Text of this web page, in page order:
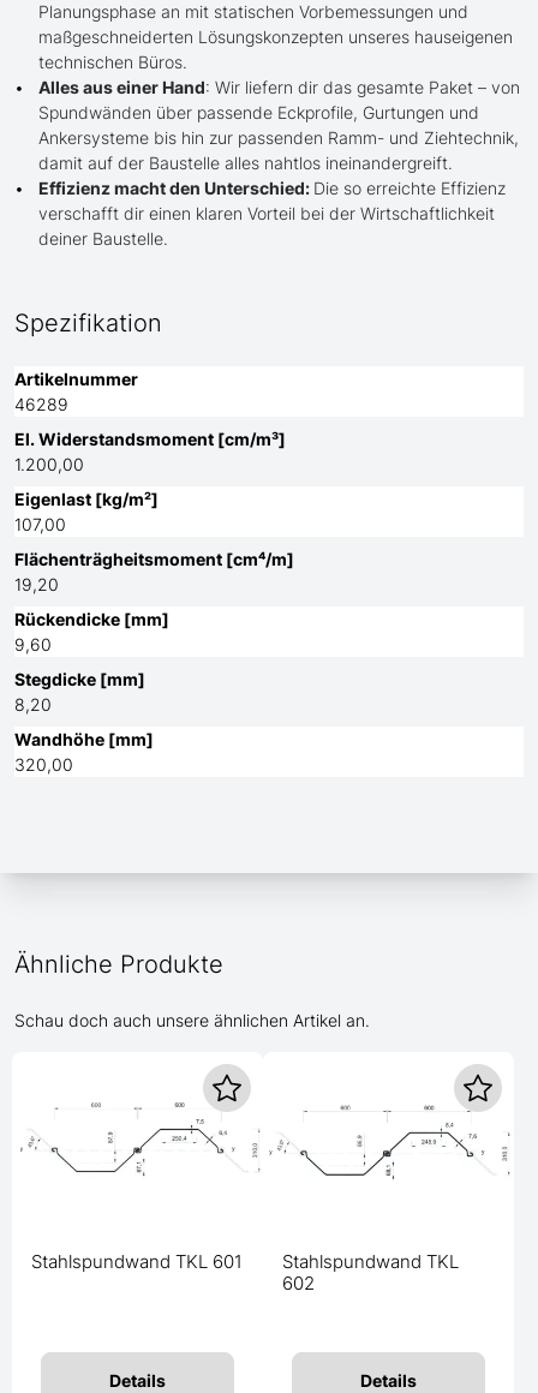
Planungsphase an mit statischen Vorbemessungen und
maßgeschneiderten Lösungskonzepten unseres hauseigenen
technischen Büros.
Alles aus einer Hand: Wir liefern dir das gesamte Paket – von
Spundwänden über passende Eckprofile, Gurtungen und
Ankersysteme bis hin zur passenden Ramm- und Ziehtechnik,
damit auf der Baustelle alles nahtlos ineinandergreift.
Effizienz macht den Unterschied: Die so erreichte Effizienz
verschafft dir einen klaren Vorteil bei der Wirtschaftlichkeit
deiner Baustelle.
Spezifikation
Artikelnummer
46289
El. Widerstandsmoment [cm/m³]
1.200,00
Eigenlast [kg/m²]
107,00
Flächenträgheitsmoment [cm⁴/m]
19,20
Rückendicke [mm]
9,60
Stegdicke [mm]
8,20
Wandhöhe [mm]
320,00
Ähnliche Produkte
Schau doch auch unsere ähnlichen Artikel an.
Stahlspundwand TKL 601
Details
Stahlspundwand TKL
602
Details